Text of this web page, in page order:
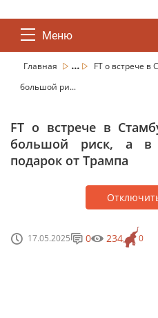
Меню
Главная ...
FT о встрече
большой ри...
FT о встрече в
большой риск, а в
подарок от Трампа
17.05.2025 0
0 234